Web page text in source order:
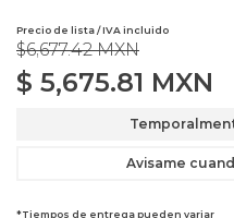
Precio de lista / IVA incluido
$6,677.42 MXN
$ 5,675.81 MXN
Avisame
*Tiempos de entrega pueden variar